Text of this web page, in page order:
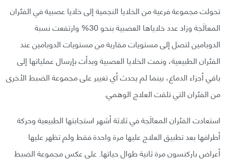
تحولت مجموعة فرعية من الخلايا النجمية إلى خلايا عصبية في الفئران
المعالَجة وزاد عدد خلاياها العصبية بنحو 30% وارتفعت نسبة
الدوبامين لتصل إلى مستويات مقاربة من مستويات الدوبامين عند
الفئران الطبيعية، ونمت الخلايا العصبية وبدأت بإرسال عملياتها إلى
باقي أجزاء الدماغ، بينما لم يحدث أي تغيير على مجموعة الضبط الأخرى
من الفئران التي تلقت العلاج الوهمي.
استعادت الفئران المعالَجة في ثلاثة أشهر استجابتها الطبيعية وحركة
أطرافها بعد تطبيق العلاج عليها مرة واحدة فقط ولم تظهر عليها
أعراض باركنسون مرة ثانية طوال حياتها. على عكس مجموعة الضبط